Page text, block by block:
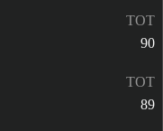
TOT
90
TOT
89